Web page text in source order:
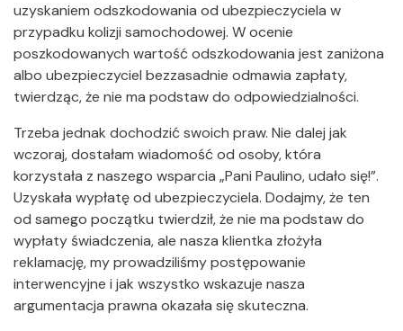
uzyskaniem odszkodowania od ubezpieczyciela w
przypadku kolizji samochodowej. W ocenie
poszkodowanych wartość odszkodowania jest zaniżona
albo ubezpieczyciel bezzasadnie odmawia zapłaty,
twierdząc, że nie ma podstaw do odpowiedzialności.
Trzeba jednak dochodzić swoich praw. Nie dalej jak
wczoraj, dostałam wiadomość od osoby, która
korzystała z naszego wsparcia „Pani Paulino, udało się!”.
Uzyskała wypłatę od ubezpieczyciela. Dodajmy, że ten
od samego początku twierdził, że nie ma podstaw do
wypłaty świadczenia, ale nasza klientka złożyła
reklamację, my prowadziliśmy postępowanie
interwencyjne i jak wszystko wskazuje nasza
argumentacja prawna okazała się skuteczna.